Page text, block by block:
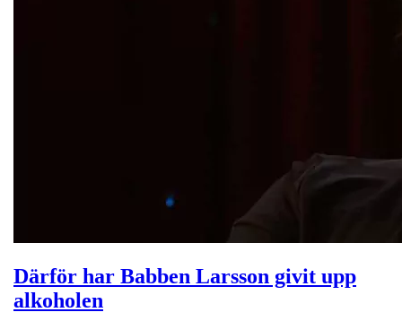
Därför har Babben Larsson givit upp
alkoholen